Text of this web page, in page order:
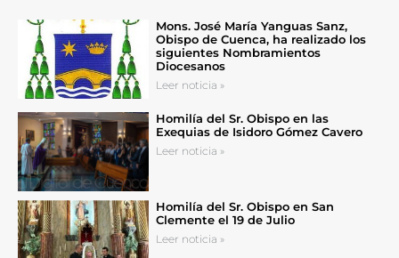
Mons. José María Yanguas Sanz,
Obispo de Cuenca, ha realizado los
siguientes Nombramientos
Diocesanos
Leer noticia »
Homilía del Sr. Obispo en las
Exequias de Isidoro Gómez Cavero
Leer noticia »
Homilía del Sr. Obispo en San
Clemente el 19 de Julio
Leer noticia »